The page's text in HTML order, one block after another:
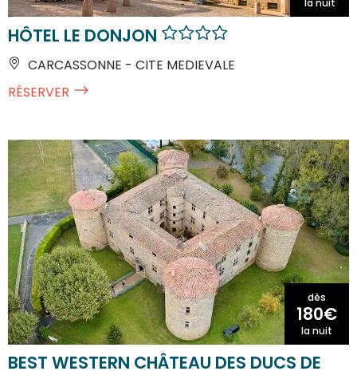
la nuit
HÔTEL LE DONJON
CARCASSONNE - CITE MEDIEVALE
RÉSERVER
dès
180€
la nuit
BEST WESTERN CHÂTEAU DES DUCS DE